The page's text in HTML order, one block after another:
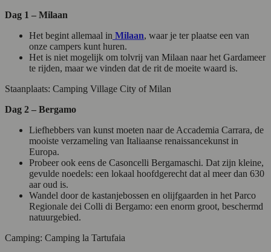
Dag 1 – Milaan
Het begint allemaal in Milaan, waar je ter plaatse een van
onze campers kunt huren.
Het is niet mogelijk om tolvrij van Milaan naar het Gardameer
te rijden, maar we vinden dat de rit de moeite waard is.
Staanplaats: Camping Village City of Milan
Dag 2 – Bergamo
Liefhebbers van kunst moeten naar de Accademia Carrara, de
mooiste verzameling van Italiaanse renaissancekunst in
Europa.
Probeer ook eens de Casoncelli Bergamaschi. Dat zijn kleine,
gevulde noedels: een lokaal hoofdgerecht dat al meer dan 630
aar oud is.
Wandel door de kastanjebossen en olijfgaarden in het Parco
Regionale dei Colli di Bergamo: een enorm groot, beschermd
natuurgebied.
Camping: Camping la Tartufaia